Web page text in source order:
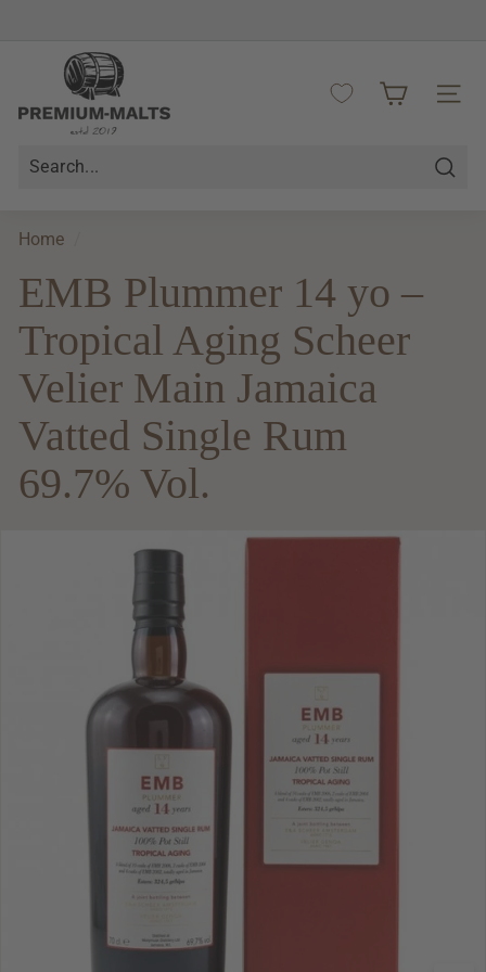
slideshow
e
m
M
a
l
t
SITE
Home
EMB Plummer 14 yo –
Tropical Aging Scheer
Velier Main Jamaica
Vatted Single Rum
69.7% Vol.